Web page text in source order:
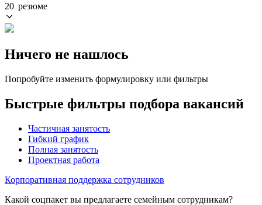
20 резюме
Ничего не нашлось
Попробуйте изменить формулировку или фильтры
Быстрые фильтры подбора вакансий
Частичная занятость
Гибкий график
Полная занятость
Проектная работа
Корпоративная поддержка сотрудников
Какой соцпакет вы предлагаете семейным сотрудникам?